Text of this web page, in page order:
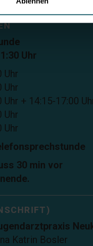
Uhr
Uhr
Uhr
Uhr + 14:15-17:00
Uhr
Uhr
30 min vor
Katrin Bosler